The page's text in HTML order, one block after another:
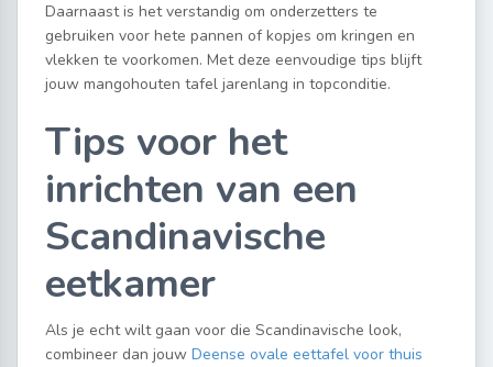
Daarnaast is het verstandig om onderzetters te
gebruiken voor hete pannen of kopjes om kringen en
vlekken te voorkomen. Met deze eenvoudige tips blijft
jouw mangohouten tafel jarenlang in topconditie.
Tips voor het
inrichten van een
Scandinavische
eetkamer
Als je echt wilt gaan voor die Scandinavische look,
combineer dan jouw Deense ovale eettafel voor thuis